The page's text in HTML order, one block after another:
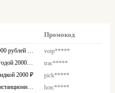
Промокод
votp*****
trac*****
2000 ₽
pick*****
hotc*****